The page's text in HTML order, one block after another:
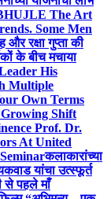
The Art
Some Men
और रक्षा गुप्ता की
के बीच मचाया
His
Multiple
Own Terms
Shift
Prof. Dr.
At United
कलाकारांच्या
यांचा उत्स्फूर्त
से पहले माँ